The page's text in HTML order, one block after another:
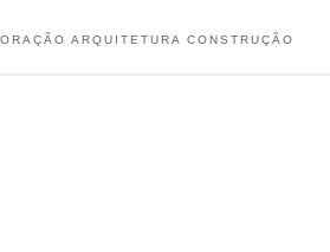
ARQUITETURA CONSTRUÇÃO